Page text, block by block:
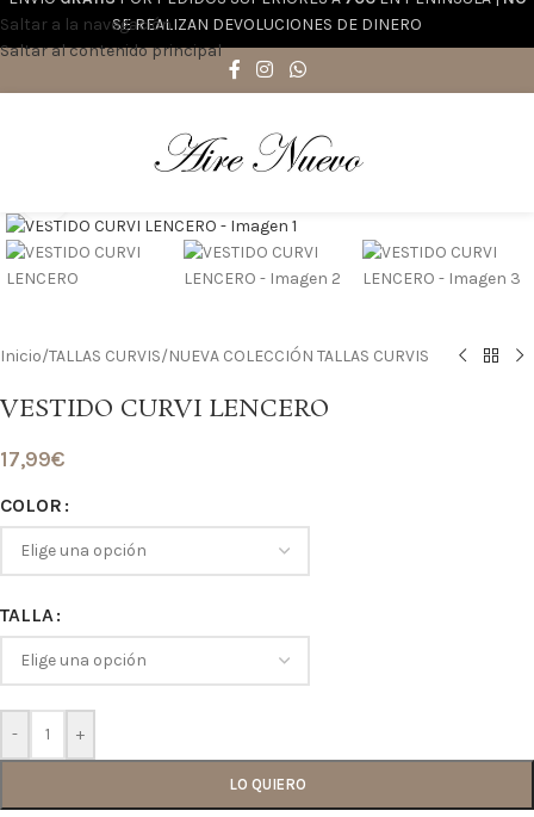
Saltar a la navegación
Saltar al contenido principal
SE REALIZAN DEVOLUCIONES DE DINERO
Inicio/TALLAS CURVIS/NUEVA COLECCIÓN TALLAS CURVIS
VESTIDO CURVI LENCERO
17,99€
COLOR
TALLA
- +
LO QUIERO